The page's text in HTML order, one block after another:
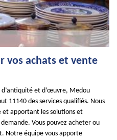
vos achats et vente
et d’œuvre, Medou
11140 des services qualifiés. Nous
et apportant les solutions et
Vous pouvez acheter ou
Notre équipe vous apporte